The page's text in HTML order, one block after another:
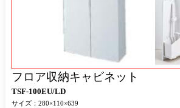
フロア収納キャビネット
TSF-100EU/LD
サイズ：280×110×639